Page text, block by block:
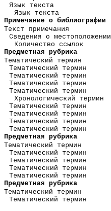
Язык текста
Язык текста
Примечание о библиографии
Текст примечания
Сведения о местоположении
Количество ссылок
Предметная рубрика
Тематический термин
Тематический термин
Тематический термин
Тематический термин
Тематический термин
Хронологический термин
Тематический термин
Тематический термин
Тематический термин
Тематический термин
Предметная рубрика
Тематический термин
Тематический термин
Тематический термин
Тематический термин
Тематический термин
Предметная рубрика
Тематический термин
Тематический термин